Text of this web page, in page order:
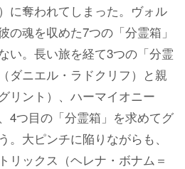
に奪われてしまった。ヴォル
の魂を収めた7つの「分霊箱」
い。長い旅を経て3つの「分霊
ダニエル・ラドクリフ）と親
リント）、ハーマイオニー
4つ目の「分霊箱」を求めてグ
。大ピンチに陥りながらも、
リックス（ヘレナ・ボナム＝